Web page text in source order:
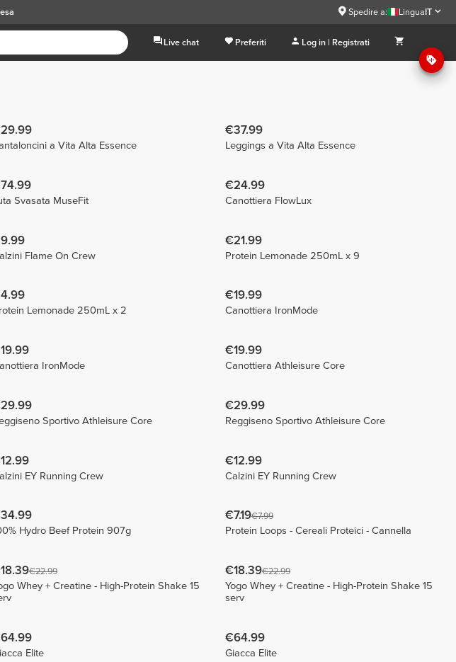
Spedire a: LinguaIT
Live chat Preferiti Log in | Registrati
a Vita Alta Essence
€37.99
Leggings a Vita Alta Essence
Svasata MuseFit
€24.99
Canottiera FlowLux
Flame On Crew
€21.99
Protein Lemonade 250mL x 9
Lemonade 250mL x 2
€19.99
Canottiera IronMode
IronMode
€19.99
Canottiera Athleisure Core
Sportivo Athleisure Core
€29.99
Reggiseno Sportivo Athleisure Core
EY Running Crew
€12.99
Calzini EY Running Crew
Hydro Beef Protein 907g
€7.19€7.99
Protein Loops - Cereali Proteici - Cannella
€22.99
Whey + Creatine - High-Protein Shake 15
€18.39€22.99
Yogo Whey + Creatine - High-Protein Shake 15
serv
Elite
€64.99
Giacca Elite